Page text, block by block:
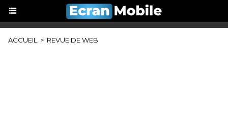
ACCUEIL > REVUE DE WEB